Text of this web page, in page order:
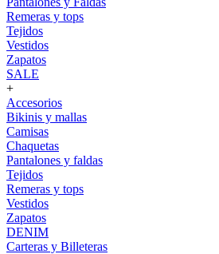
Remeras y tops
Tejidos
Vestidos
Zapatos
SALE
+
Accesorios
Bikinis y mallas
Camisas
Chaquetas
Pantalones y faldas
Tejidos
Remeras y tops
Vestidos
Zapatos
DENIM
Carteras y Billeteras